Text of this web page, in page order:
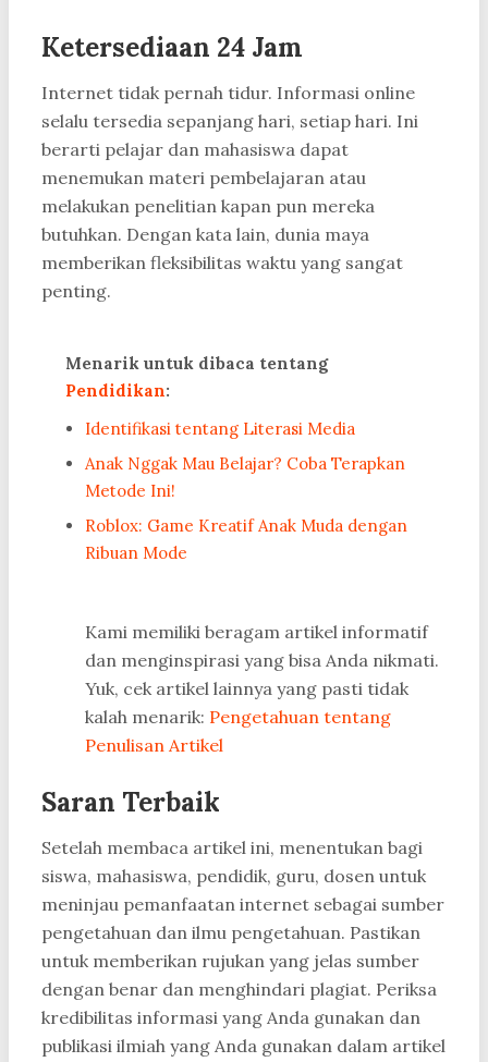
Ketersediaan 24 Jam
Internet tidak pernah tidur. Informasi online
selalu tersedia sepanjang hari, setiap hari. Ini
berarti pelajar dan mahasiswa dapat
menemukan materi pembelajaran atau
melakukan penelitian kapan pun mereka
butuhkan. Dengan kata lain, dunia maya
memberikan fleksibilitas waktu yang sangat
penting.
Menarik untuk dibaca tentang
Pendidikan:
Identifikasi tentang Literasi Media
Anak Nggak Mau Belajar? Coba Terapkan
Metode Ini!
Roblox: Game Kreatif Anak Muda dengan
Ribuan Mode
Kami memiliki beragam artikel informatif
dan menginspirasi yang bisa Anda nikmati.
Yuk, cek artikel lainnya yang pasti tidak
kalah menarik: Pengetahuan tentang
Penulisan Artikel
Saran Terbaik
Setelah membaca artikel ini, menentukan bagi
siswa, mahasiswa, pendidik, guru, dosen untuk
meninjau pemanfaatan internet sebagai sumber
pengetahuan dan ilmu pengetahuan. Pastikan
untuk memberikan rujukan yang jelas sumber
dengan benar dan menghindari plagiat. Periksa
kredibilitas informasi yang Anda gunakan dan
publikasi ilmiah yang Anda gunakan dalam artikel